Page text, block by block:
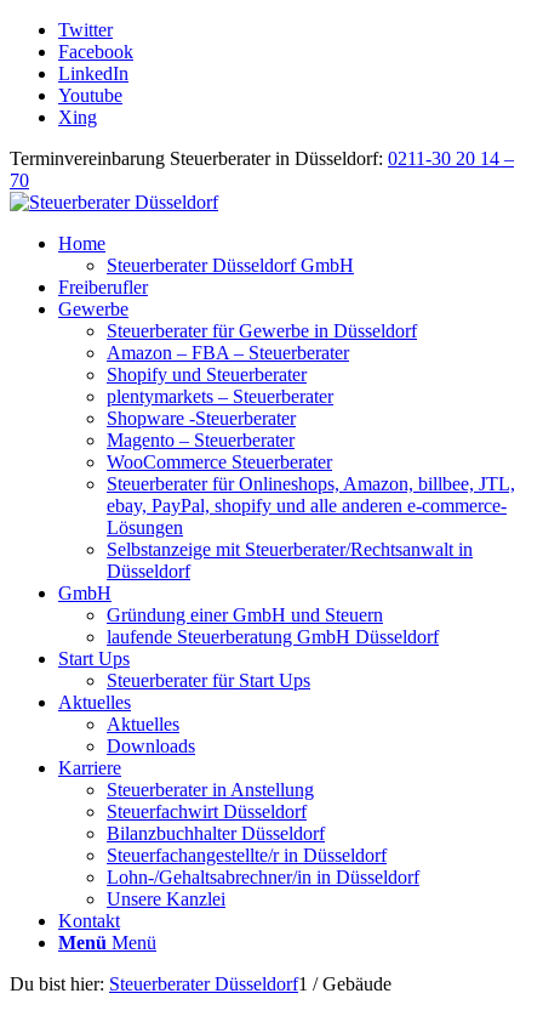
Twitter
Facebook
LinkedIn
Youtube
Xing
Terminvereinbarung Steuerberater in Düsseldorf: 0211-30 20 14 –
70
Home
Steuerberater Düsseldorf GmbH
Freiberufler
Gewerbe
Steuerberater für Gewerbe in Düsseldorf
Amazon – FBA – Steuerberater
Shopify und Steuerberater
plentymarkets – Steuerberater
Shopware -Steuerberater
Magento – Steuerberater
WooCommerce Steuerberater
Steuerberater für Onlineshops, Amazon, billbee, JTL,
ebay, PayPal, shopify und alle anderen e-commerce-
Lösungen
Selbstanzeige mit Steuerberater/Rechtsanwalt in
Düsseldorf
GmbH
Gründung einer GmbH und Steuern
laufende Steuerberatung GmbH Düsseldorf
Start Ups
Steuerberater für Start Ups
Aktuelles
Aktuelles
Downloads
Karriere
Steuerberater in Anstellung
Steuerfachwirt Düsseldorf
Bilanzbuchhalter Düsseldorf
Steuerfachangestellte/r in Düsseldorf
Lohn-/Gehaltsabrechner/in in Düsseldorf
Unsere Kanzlei
Kontakt
Menü Menü
Du bist hier: Steuerberater Düsseldorf1 / Gebäude